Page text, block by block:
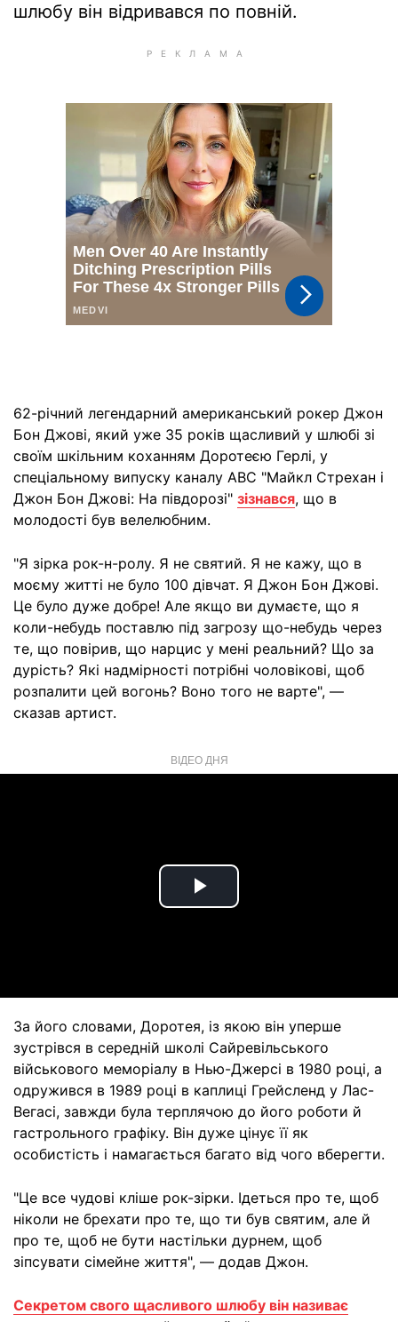
шлюбу він відривався по повній.
62-річний легендарний американський рокер Джон
Бон Джові, який уже 35 років щасливий у шлюбі зі
своїм шкільним коханням Доротеєю Герлі, у
спеціальному випуску каналу ABC "Майкл Стрехан і
Джон Бон Джові: На півдорозі" зізнався, що в
молодості був велелюбним.
"Я зірка рок-н-ролу. Я не святий. Я не кажу, що в
моєму житті не було 100 дівчат. Я Джон Бон Джові.
Це було дуже добре! Але якщо ви думаєте, що я
коли-небудь поставлю під загрозу що-небудь через
те, що повірив, що нарцис у мені реальний? Що за
дурість? Які надмірності потрібні чоловікові, щоб
розпалити цей вогонь? Воно того не варте", —
сказав артист.
ВІДЕО ДНЯ
Play
За його словами, Доротея, із якою він уперше
зустрівся в середній школі Сайревільського
військового меморіалу в Нью-Джерсі в 1980 році, а
одружився в 1989 році в каплиці Грейсленд у Лас-
Вегасі, завжди була терплячою до його роботи й
гастрольного графіку. Він дуже цінує її як
особистість і намагається багато від чого вберегти.
"Це все чудові кліше рок-зірки. Ідеться про те, щоб
ніколи не брехати про те, що ти був святим, але й
про те, щоб не бути настільки дурнем, щоб
зіпсувати сімейне життя", — додав Джон.
Секретом свого щасливого шлюбу він називає